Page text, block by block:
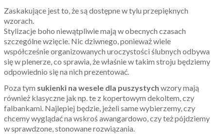
Zaskakujące jest to, że są dostępne w tylu przepięknych
wzorach.
Stylizacje boho niewątpliwie mają w obecnych czasach
szczególne wzięcie. Nic dziwnego, ponieważ wiele
współcześnie organizowanych uroczystości ślubnych odbywa
się w plenerze, co sprawia, że właśnie w takim stroju będziemy
odpowiednio się na nich prezentować.
Poza tym sukienki na wesele dla puszystych wzory mają
również klasyczne jak np. te z kopertowym dekoltem, czy
falbankami. Najlepiej będzie, jeżeli same wybierzemy, czy
chcemy wyglądać na wskroś awangardowo, czy też pójdziemy
w sprawdzone, stonowane rozwiązania.